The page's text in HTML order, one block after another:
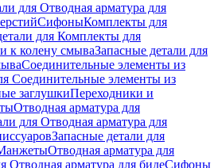
для Отводная арматура для
СифоныКомплекты для
для Комплекты для
к колену смываЗапасные детали для
Соединительные элементы из
Соединительные элементы из
заглушкиПереходники и
Отводная арматура для
для Отводная арматура для
Запасные детали для
Отводная арматура для
Отводная арматура для бидеСифоны